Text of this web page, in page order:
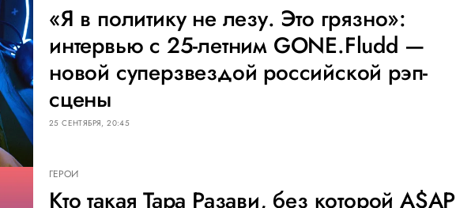
«Я в политику не лезу. Это грязно»:
интервью с 25-летним GONE.Fludd —
новой суперзвездой российской рэп-
сцены
25 СЕНТЯБРЯ, 20:45
ГЕРОИ
Кто такая Тара Разави, без которой A$AP